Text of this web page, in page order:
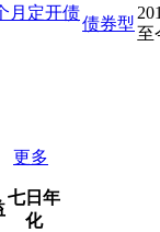
月定开债
债券型
至
更多
七日年
化